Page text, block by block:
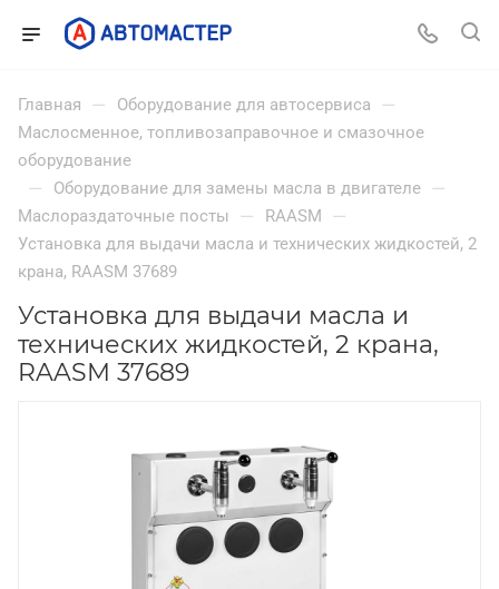
Главная — Оборудование для автосервиса —
Маслосменное, топливозаправочное и смазочное
оборудование
— Оборудование для замены масла в двигателе —
Маслораздаточные посты — RAASM —
Установка для выдачи масла и технических жидкостей, 2
крана, RAASM 37689
Установка для выдачи масла и
технических жидкостей, 2 крана,
RAASM 37689